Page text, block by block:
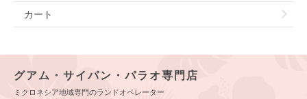
カート
グアム・サイパン・パラオ専門店
ミクロネシア地域専門のランドオペレーター